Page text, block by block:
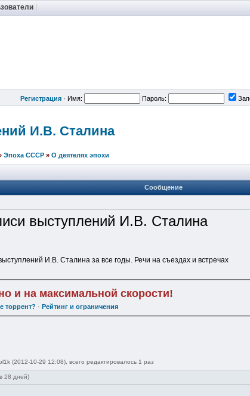
Регистрация · Имя: Пароль:
И.В. Сталина
Эпоха СССР » О деятелях эпохи
Сообщение
выступлений И.В. Сталина
И.В. Сталина за все годы. Речи на съездах и встречах
и на максимальной скорости!
торрент? · Рейтинг и ограничения
(2012-10-29 12:08), всего редактировалось 1 раз
28 дней)